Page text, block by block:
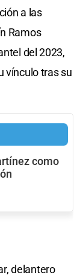
a las
Ramos
del 2023,
vínculo tras su
como
delantero